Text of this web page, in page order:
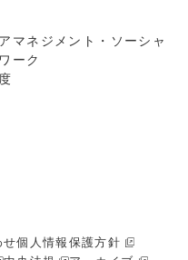
マネジメント・ソーシャ
ーク
せ個人情報保護方針